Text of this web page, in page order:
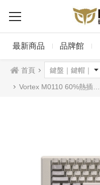
最新商品 品牌館
首頁
Vortex M0110 60%熱插拔機械式鍵盤 有線 CherryMX 櫻桃軸版